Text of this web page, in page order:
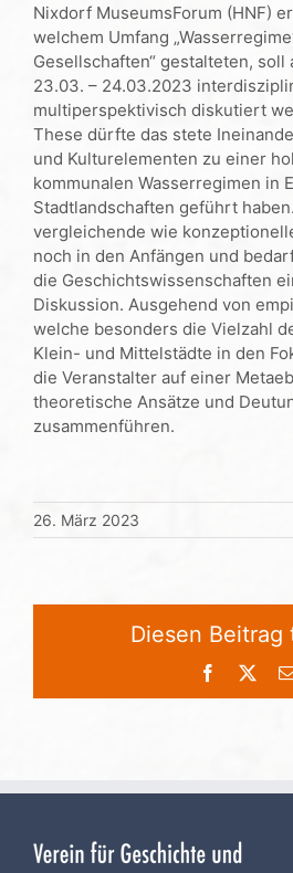
Nixdorf MuseumsForum (HNF)
welchem Umfang
Gesellschaften“ gestalteten, soll
23.03. – 24.03.2023
multiperspektivisch diskutiert
These dürfte das stete
und Kulturelementen zu einer
kommunalen Wasserregimen in
Stadtlandschaften geführt
vergleichende wie
noch in den Anfängen und
die Geschichtswissenschaften
Diskussion. Ausgehend von
welche besonders die Vielzahl
Klein- und Mittelstädte in den
die Veranstalter auf einer
theoretische Ansätze und
zusammenführen.
26. März 2023
Diesen Beitrag
Facebook